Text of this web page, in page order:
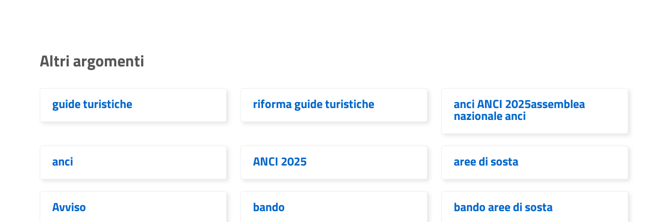
Altri argomenti
guide turistiche riforma guide turistiche anci ANCI 2025assemblea
nazionale anci
anci ANCI 2025 aree di sosta
Avviso bando bando aree di sosta